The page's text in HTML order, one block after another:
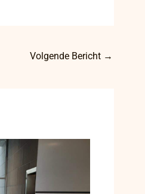
Volgende Bericht →